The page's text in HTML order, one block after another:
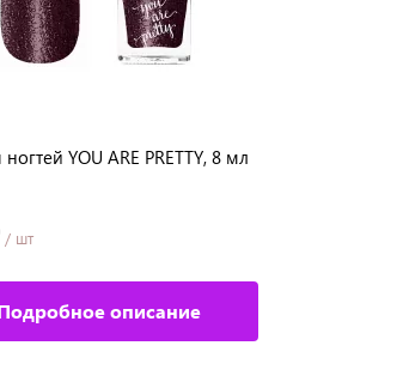
YOU ARE PRETTY, 8 мл
/ шт
описание